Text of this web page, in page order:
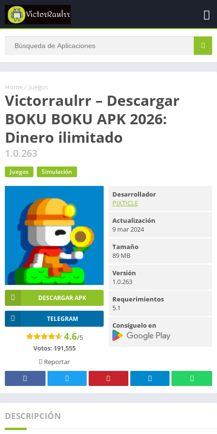
Home / Juegos
Victorraulrr – Descargar
BOKU BOKU APK 2026:
Dinero ilimitado
1.0.263
Juegos Simulación
DESCARGAR APK
TELEGRAM
4.6/5
Votos: 191,555
Reportar
Desarrollador
PIXTICLE
Actualización
9 mar 2024
Tamaño
89 MB
Versión
1.0.263
Requerimientos
5.1
Consíguelo en
DESCRIPCIÓN